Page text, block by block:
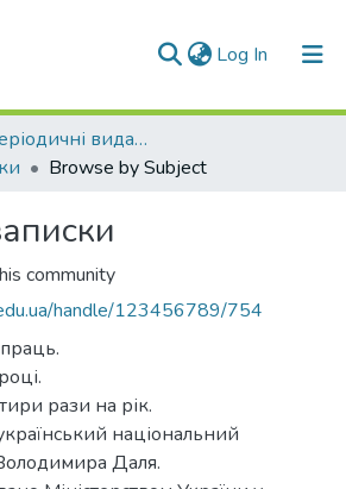
Log In (current)
Наукові періодичні видання СНУ ім. В. Даля
Browse by Subject
community
handle/123456789/754
рази на рік.
національний
Даля.